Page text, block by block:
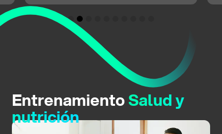
EntrenamientoSalud y
nutrición